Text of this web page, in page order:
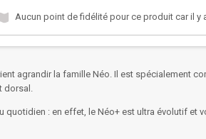
Aucun point de fidélité pour ce produit car il y
agrandir la famille Néo. Il est spécialement
dorsal.
: en effet, le Néo+ est ultra évolutif et